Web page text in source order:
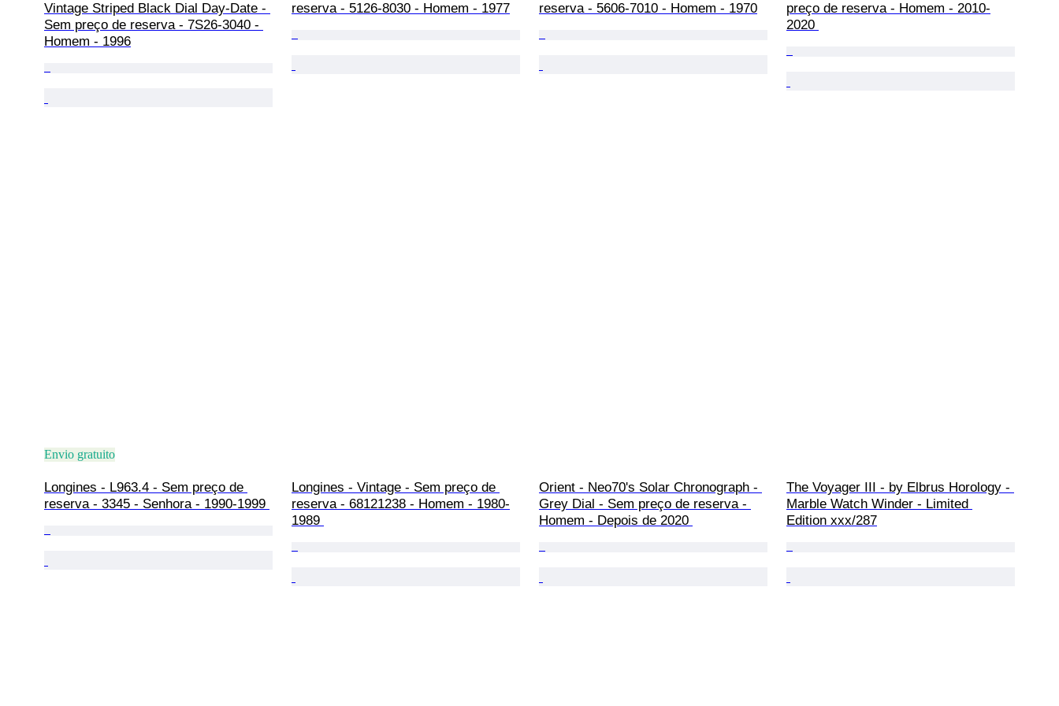
Vintage Striped Black Dial Day-Date -
Sem preço de reserva - 7S26-3040 -
Homem - 1996
reserva - 5126-8030 - Homem - 1977
reserva - 5606-7010 - Homem - 1970
preço de reserva - Homem - 2010-
2020
Envio gratuito
Longines - L963.4 - Sem preço de
reserva - 3345 - Senhora - 1990-1999
Longines - Vintage - Sem preço de
reserva - 68121238 - Homem - 1980-
1989
Orient - Neo70's Solar Chronograph -
Grey Dial - Sem preço de reserva -
Homem - Depois de 2020
The Voyager III - by Elbrus Horology -
Marble Watch Winder - Limited
Edition xxx/287